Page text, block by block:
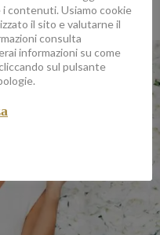
contenuti. Usiamo cookie
il sito e valutarne il
consulta
informazioni su come
sul pulsante